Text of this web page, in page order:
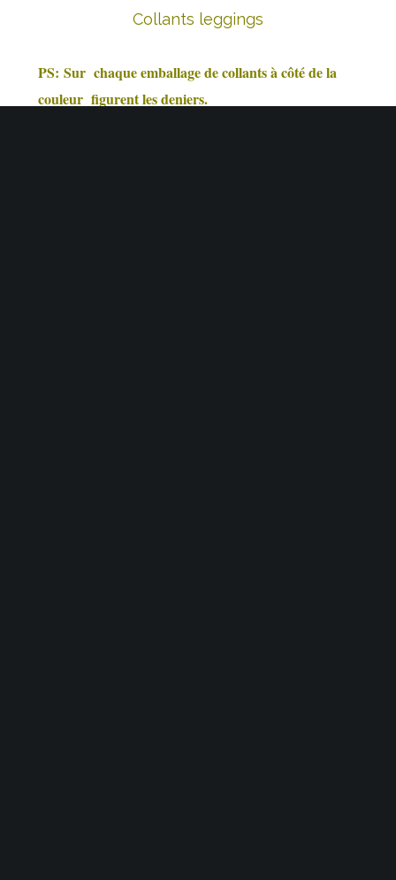
Collants leggings
PS: Sur chaque emballage de collants à côté de la
couleur figurent les deniers.